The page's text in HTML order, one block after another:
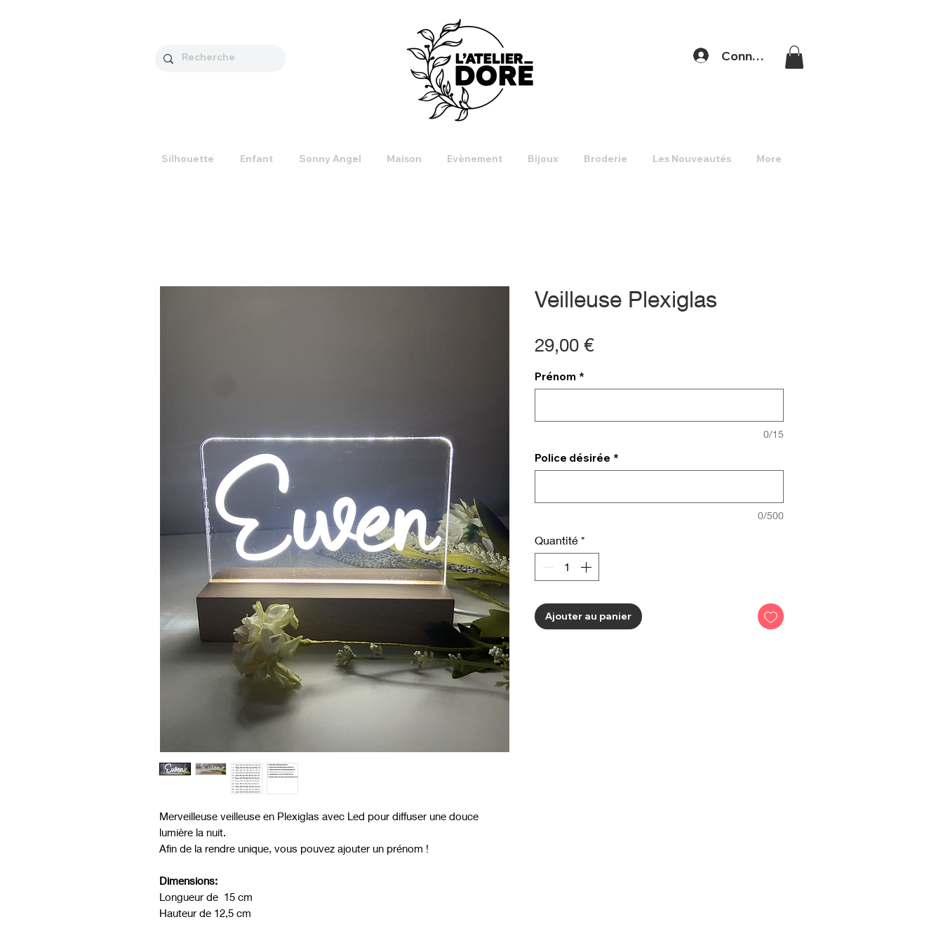
Connexion
Silhouette Enfant Sonny Angel Maison Evènement Bijoux Broderie Les Nouveautés More
Merveilleuse veilleuse en Plexiglas avec Led pour diffuser une douce
lumière la nuit.
Afin de la rendre unique, vous pouvez ajouter un prénom !
Dimensions:
Longueur de 15 cm
Hauteur de 12,5 cm
Veilleuse Plexiglas
29,00 €Prix
Prénom *
0/15
Police désirée *
0/500
Quantité *
Ajouter au panier